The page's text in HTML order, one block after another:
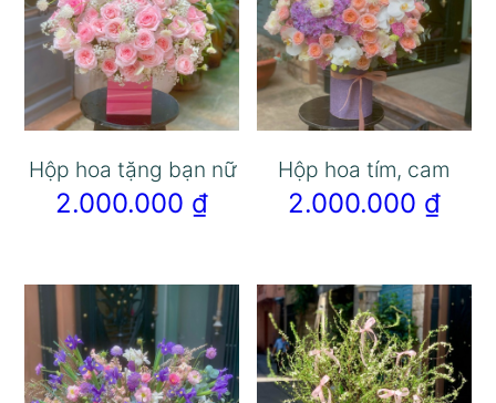
Hộp hoa tặng bạn nữ
2.000.000 ₫
Hộp hoa tím, cam
2.000.000 ₫